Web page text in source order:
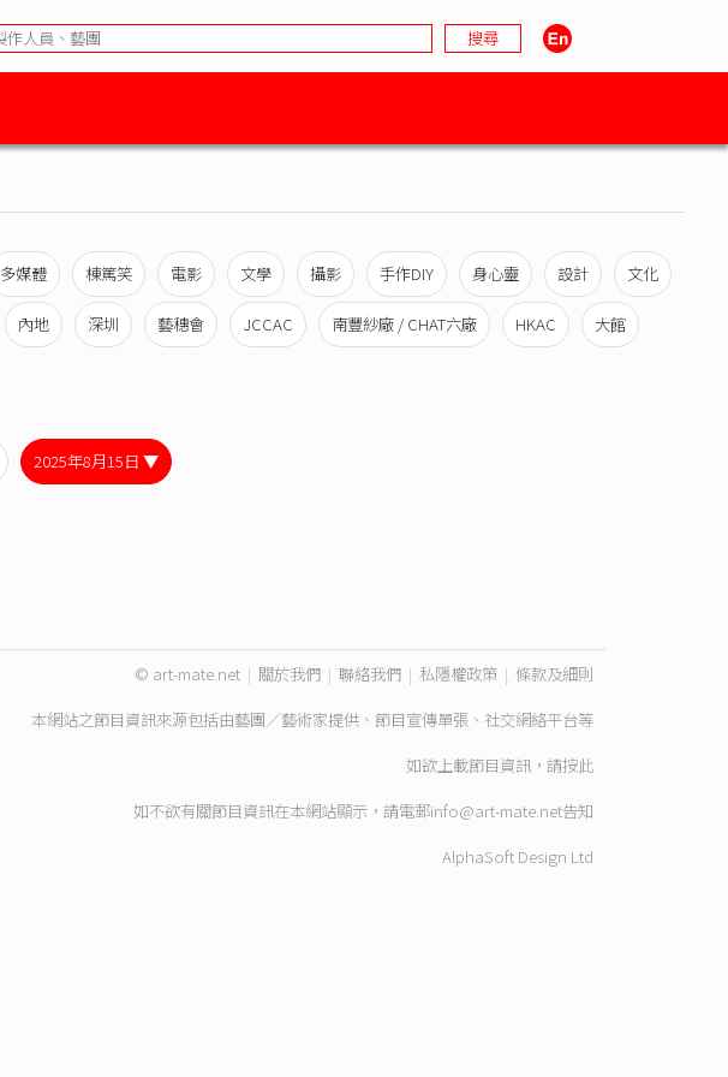
多媒體 棟篤笑 電影 文學 攝影 手作DIY 身心靈 設計 文化
內地 深圳 藝穗會 JCCAC 南豐紗廠 / CHAT六廠 HKAC 大館
2025年8月15日 ▼
© art-mate.net | 關於我們 | 聯絡我們 | 私隱權政策 | 條款及細則
本網站之節目資訊來源包括由藝團／藝術家提供、節目宣傳單張、社交網絡平台等
如欲上載節目資訊，請按此
如不欲有關節目資訊在本網站顯示，請電郵info@art-mate.net告知
AlphaSoft Design Ltd